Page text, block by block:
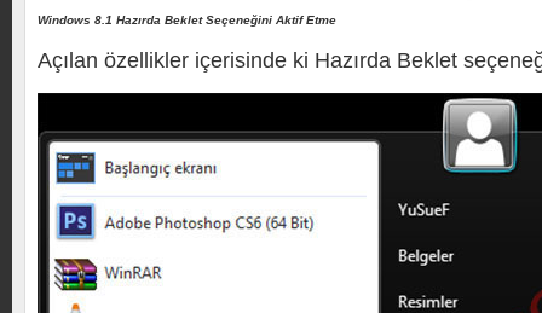
Windows 8.1 Hazırda Beklet Seçeneğini Aktif Etme
Açılan özellikler içerisinde ki Hazırda Beklet